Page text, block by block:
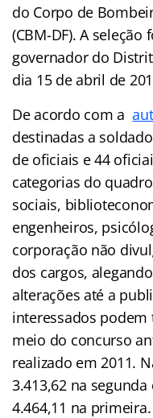
do Corpo de
(CBM-DF). A
governador do
dia 15 de abril de
De acordo com a
destinadas a
de oficiais e 44
categorias do
sociais,
engenheiros,
corporação não
dos cargos,
alterações até a
interessados
meio do concurso
realizado em 2011.
3.413,62 na
4.464,11 na primeira.